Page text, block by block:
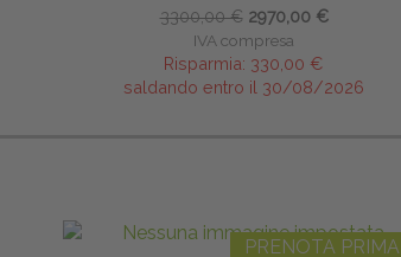
3300,00 € 2970,00 €
IVA compresa
Risparmia: 330,00 €
saldando entro il 30/08/2026
PRENOTA PRIMA